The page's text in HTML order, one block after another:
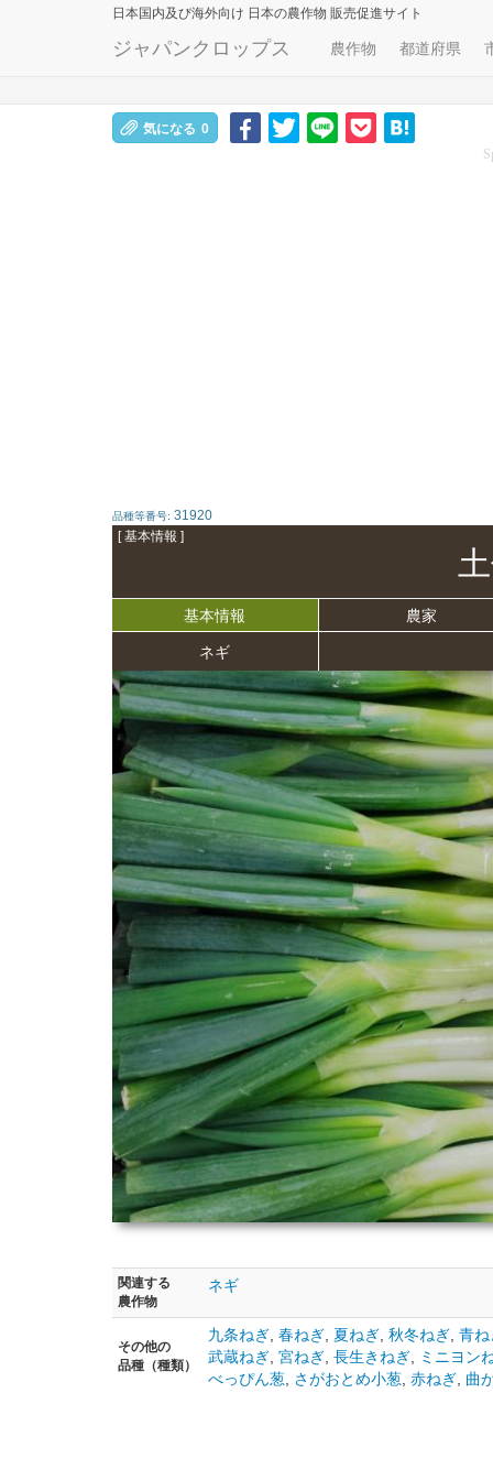
日本国内及び海外向け 日本の農作物 販売促進サイト
ジャパンクロップス 農作物 都道府県
気になる 0
品種等番号: 31920
[ 基本情報 ]
基本情報 農家
ネギ
関連する
農作物
ネギ
その他の
品種（種類）
九条ねぎ 春ねぎ 夏ねぎ 秋冬ねぎ 青ね
武蔵ねぎ 宮ねぎ 長生きねぎ
ミニヨン
べっぴん葱 さがおとめ小葱 赤ねぎ 曲